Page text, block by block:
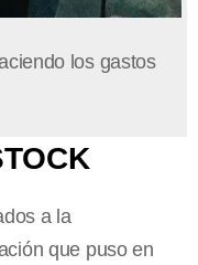
los gastos
a la
que puso en